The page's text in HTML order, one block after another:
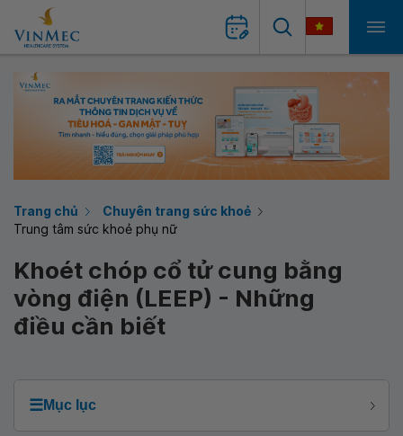
Trang chủ
Chuyên trang sức khoẻ
Trung tâm sức khoẻ phụ nữ
Khoét chóp cổ tử cung bằng
vòng điện (LEEP) - Những
điều cần biết
☰Mục lục